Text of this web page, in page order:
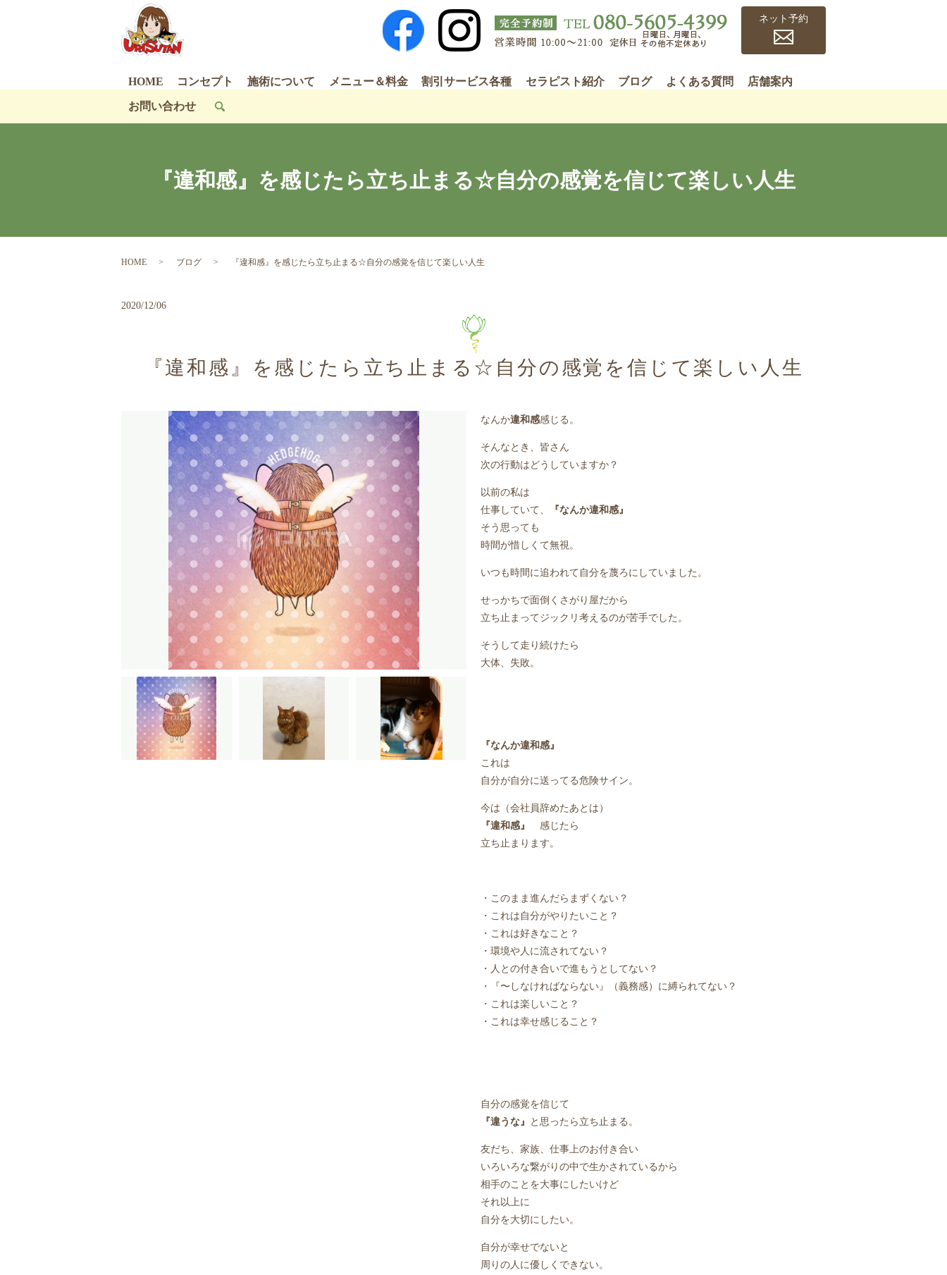
HOME コンセプト 施術について メニュー＆料金 割引サービス各種 セラピスト紹介 ブログ よくある質問 店舗案内
お問い合わせ
ネット予約
『違和感』を感じたら立ち止まる☆自分の感覚を信じて楽しい人生
HOME ブログ 『違和感』を感じたら立ち止まる☆自分の感覚を信じて楽しい人生
2020/12/06
『違和感』を感じたら立ち止まる☆自分の感覚を信じて楽しい人生
なんか違和感感じる。
そんなとき、皆さん
次の行動はどうしていますか？
以前の私は
仕事していて、
『なんか違和感』
そう思っても
時間が惜しくて無視。
いつも時間に追われて自分を蔑ろにしていました。
せっかちで面倒くさがり屋だから
立ち止まってジックリ考えるのが苦手でした。
そうして走り続けたら
大体、失敗。
『なんか違和感』
これは
自分が自分に送ってる危険サイン。
今は（会社員辞めたあとは）
『違和感』
感じたら
立ち止まります。
・このまま進んだらまずくない？
・これは自分がやりたいこと？
・これは好きなこと？
・環境や人に流されてない？
・人との付き合いで進もうとしてない？
・『〜しなければならない』（義務感）に縛られてない？
・これは楽しいこと？
・これは幸せ感じること？
自分の感覚を信じて
『違うな』
と思ったら立ち止まる。
友だち、家族、仕事上のお付き合い
いろいろな繋がりの中で生かされているから
相手のことを大事にしたいけど
それ以上に
自分を大切にしたい。
自分が幸せでないと
周りの人に優しくできない。